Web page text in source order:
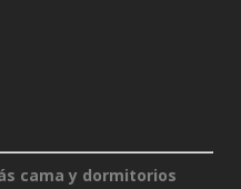
cama y dormitorios